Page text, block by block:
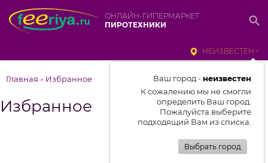
ОНЛАЙН-ГИПЕРМАРКЕТ
ПИРОТЕХНИКИ
НЕИЗВЕСТЕН
Ваш город - неизвестен
К сожалению мы не смогли
определить Ваш город.
Пожалуйста выберите
подходящий Вам из списка.
Выбрать город
Главная > Избранное
Избранное